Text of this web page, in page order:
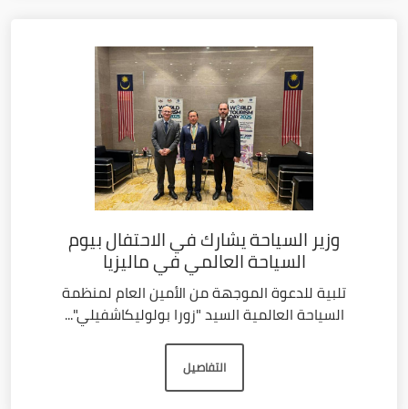
وزير السياحة يشارك في الاحتفال بيوم
السياحة العالمي في ماليزيا
تلبية للدعوة الموجهة من الأمين العام لمنظمة
السياحة العالمية السيد "زورا بولوليكاشفيلي"...
التفاصيل